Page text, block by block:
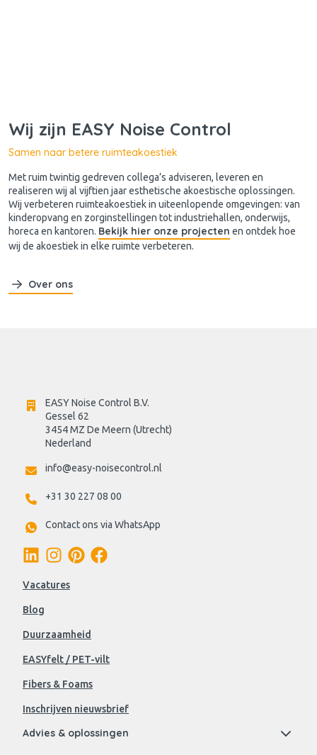
Wij zijn EASY Noise Control
Samen naar betere ruimteakoestiek
Met ruim twintig gedreven collega’s adviseren, leveren en
realiseren wij al vijftien jaar esthetische akoestische oplossingen.
Wij verbeteren ruimteakoestiek in uiteenlopende omgevingen: van
kinderopvang en zorginstellingen tot industriehallen, onderwijs,
horeca en kantoren. Bekijk hier onze projecten en ontdek hoe
wij de akoestiek in elke ruimte verbeteren.
Over ons
EASY Noise Control B.V.
Gessel 62
3454 MZ De Meern (Utrecht)
Nederland
info@easy-noisecontrol.nl
+31 30 227 08 00
Contact ons via WhatsApp
Vacatures
Blog
Duurzaamheid
EASYfelt / PET-vilt
Fibers & Foams
Inschrijven nieuwsbrief
Advies & oplossingen